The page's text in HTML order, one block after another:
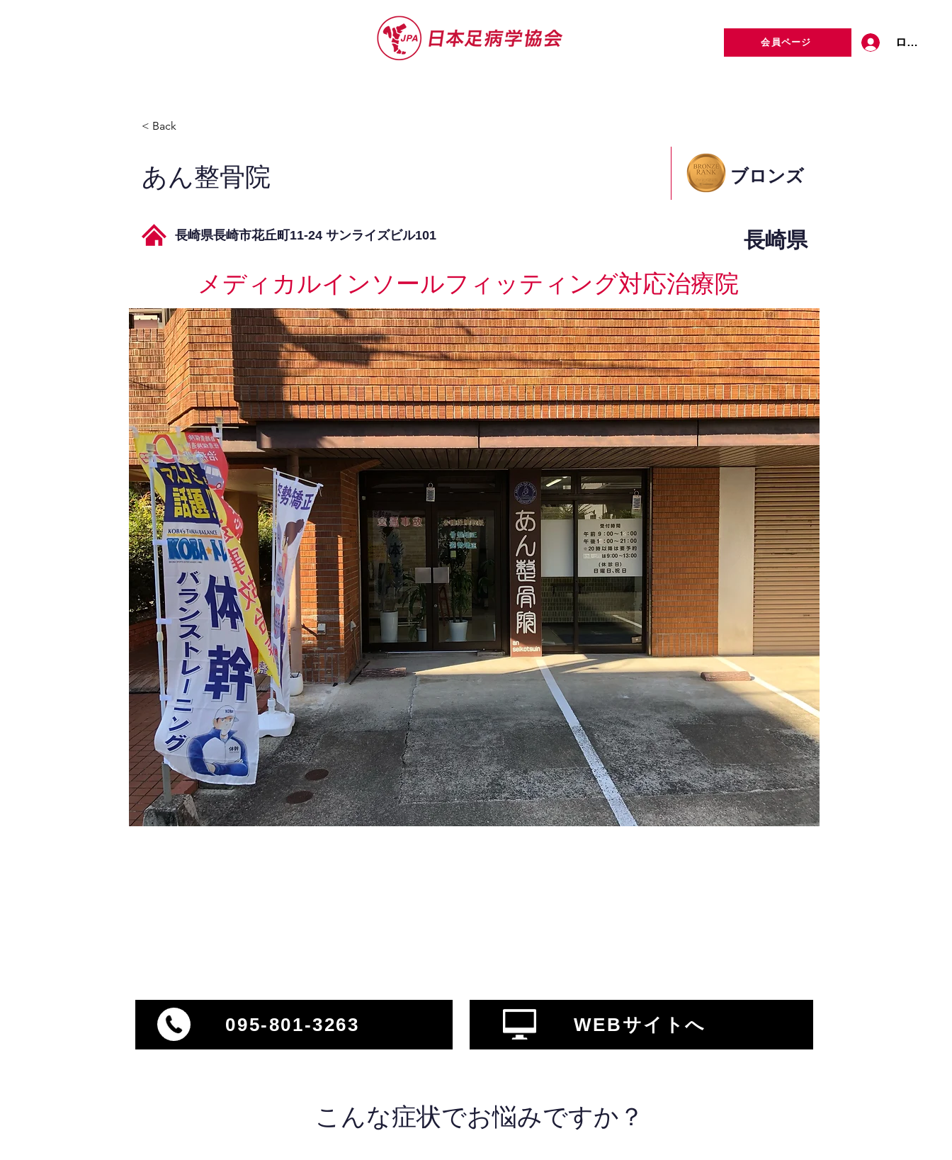
会員ページ ログイン
< Back
あん整骨院 ブロンズ
長崎県長崎市花丘町11-24 サンライズビル101 長崎県
メディカルインソールフィッティング対応治療院
095-801-3263 WEBサイトへ
こんな症状でお悩みですか？